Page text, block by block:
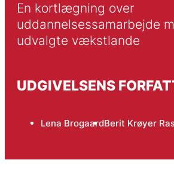
En kortlægning over
uddannelsessamarbejde
udvalgte vækstlande
UDGIVELSENS
Lena BrogaardBerit Krøyer